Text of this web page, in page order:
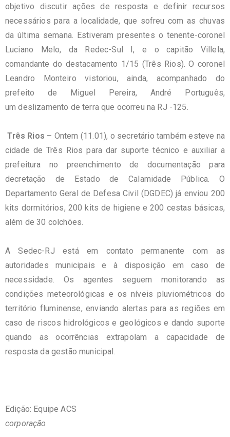
objetivo discutir ações de resposta e definir recursos
necessários para a localidade, que sofreu com as chuvas
da última semana. Estiveram presentes o tenente-coronel
Luciano Melo, da Redec-Sul I, e o capitão Villela,
comandante do destacamento 1/15 (Três Rios). O coronel
Leandro Monteiro vistoriou, ainda, acompanhado do
prefeito de Miguel Pereira, André Português,
um deslizamento de terra que ocorreu na RJ -125.
Três Rios – Ontem (11.01), o secretário também esteve na
cidade de Três Rios para dar suporte técnico e auxiliar a
prefeitura no preenchimento de documentação para
decretação de Estado de Calamidade Pública. O
Departamento Geral de Defesa Civil (DGDEC) já enviou 200
kits dormitórios, 200 kits de higiene e 200 cestas básicas,
além de 30 colchões.
A Sedec-RJ está em contato permanente com as
autoridades municipais e à disposição em caso de
necessidade. Os agentes seguem monitorando as
condições meteorológicas e os níveis pluviométricos do
território fluminense, enviando alertas para as regiões em
caso de riscos hidrológicos e geológicos e dando suporte
quando as ocorrências extrapolam a capacidade de
resposta da gestão municipal.
Edição: Equipe ACS
corporação